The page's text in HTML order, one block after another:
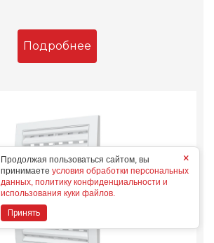
Подробнее
×
Продолжая пользоваться сайтом, вы
принимаете условия обработки персональных
данных, политику конфиденциальности и
использования куки файлов.
Принять